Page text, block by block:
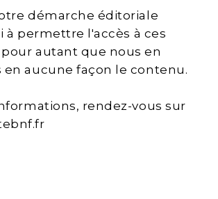
démarche éditoriale
à permettre l'accès à ces
autant que nous en
aucune façon le contenu.
rendez-vous sur